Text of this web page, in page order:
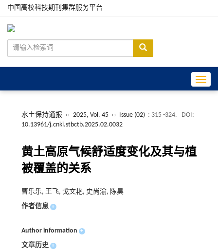
中国高校科技期刊集群服务平台
水土保持通报 ›› 2025, Vol. 45 ›› Issue (02) : 315 -324.
DOI:
10.13961/j.cnki.stbctb.2025.02.0032
黄土高原气候舒适度变化及其与植
被覆盖的关系
曹乐乐, 王飞, 戈文艳, 史尚渝, 陈昊
作者信息 +
Author information +
文章历史 +